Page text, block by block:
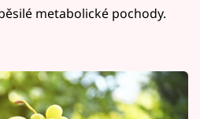
metabolické pochody.